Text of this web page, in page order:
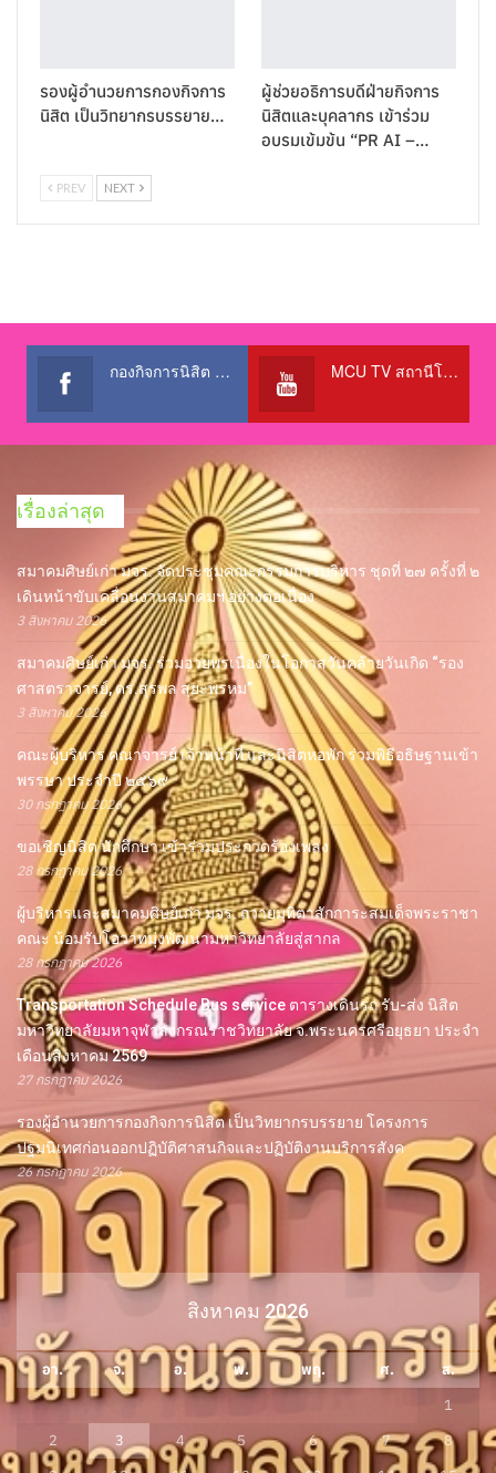
รองผู้อำนวยการกองกิจการ
นิสิต เป็นวิทยากรบรรยาย…
ผู้ช่วยอธิการบดีฝ่ายกิจการ
นิสิตและบุคลากร เข้าร่วม
อบรมเข้มข้น “PR AI –…
PREV NEXT
กองกิจการนิสิต สำนักงานอธิการบดี MCU TV สถานีโทรทัศน์เพื่อการศึกษา @OfficialTBCChannel
เรื่องล่าสุด
สมาคมศิษย์เก่า มจร. จัดประชุมคณะกรรมการบริหาร ชุดที่ ๒๗ ครั้งที่ ๒
เดินหน้าขับเคลื่อนงานสมาคมฯ อย่างต่อเนื่อง
3 สิงหาคม 2026
สมาคมศิษย์เก่า มจร. ร่วมอวยพรเนื่องในโอกาสวันคล้ายวันเกิด “รอง
ศาสตราจารย์, ดร.สุรพล สุยะพรหม”
3 สิงหาคม 2026
คณะผู้บริหาร คณาจารย์ เจ้าหน้าที่ และนิสิตหอพัก ร่วมพิธีอธิษฐานเข้า
พรรษา ประจำปี ๒๕๖๙
30 กรกฎาคม 2026
ขอเชิญนิสิต นักศึกษา เข้าร่วมประกวดร้องเพลง
28 กรกฎาคม 2026
ผู้บริหารและสมาคมศิษย์เก่า มจร. ถวายมุทิตาสักการะสมเด็จพระราชา
คณะ น้อมรับโอวาทมุ่งพัฒนามหาวิทยาลัยสู่สากล
28 กรกฎาคม 2026
Transportation Schedule Bus service ตารางเดินรถ รับ-ส่ง นิสิต
มหาวิทยาลัยมหาจุฬาลงกรณราชวิทยาลัย จ.พระนครศรีอยุธยา ประจำ
เดือนสิงหาคม 2569
27 กรกฎาคม 2026
รองผู้อำนวยการกองกิจการนิสิต เป็นวิทยากรบรรยาย โครงการ
ปฐมนิเทศก่อนออกปฏิบัติศาสนกิจและปฏิบัติงานบริการสังค
26 กรกฎาคม 2026
สิงหาคม 2026
อา. จ. อ. พ. พฤ. ศ.
ส.
1
2
3 4 5 6 7
8